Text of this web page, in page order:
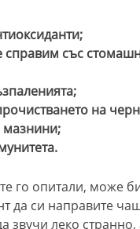
справим със
на
мазнини;
го опитали, може
да си направите
звучи леко странно,